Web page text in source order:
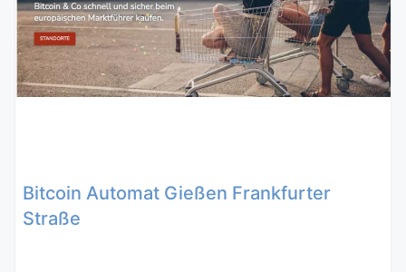
Bitcoin Automat Gießen Frankfurter
Straße